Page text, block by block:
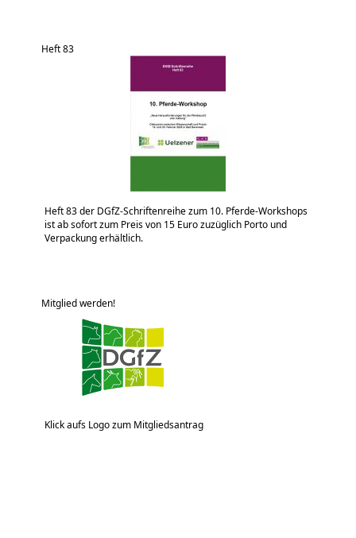
Heft 83
Heft 83 der DGfZ-Schriftenreihe zum 10. Pferde-Workshops
ist ab sofort zum Preis von 15 Euro zuzüglich Porto und
Verpackung erhältlich.
Mitglied werden!
Klick aufs Logo zum Mitgliedsantrag